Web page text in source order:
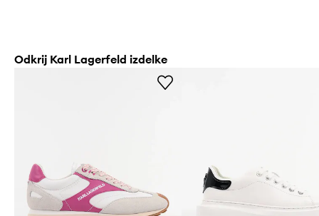
Odkrij Karl Lagerfeld izdelke